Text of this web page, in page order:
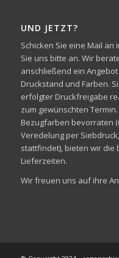
UND JETZT?
Schicken Sie eine Mail
Sie uns bitte an. Wir
anschließend ein
Druckstand und Farben.
erfolgter Druckfreigabe
zum gewünschten
Bezugfarben bevorraten
Veredelung per
stattfindet), bieten wir
Lieferzeiten.
Wir freuen uns auf ihre